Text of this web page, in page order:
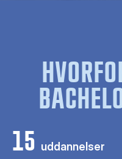
15 uddannelser